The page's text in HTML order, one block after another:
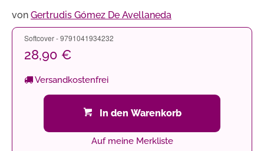
von Gertrudis Gómez De Avellaneda
Softcover - 9791041934232
28,90 €
Versandkostenfrei
In den Warenkorb
Auf meine Merkliste